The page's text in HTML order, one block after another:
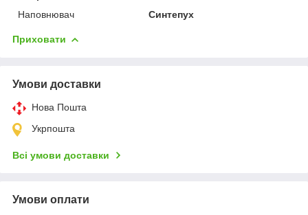
Наповнювач
Синтепух
Приховати
Умови доставки
Нова Пошта
Укрпошта
Всі умови доставки
Умови оплати